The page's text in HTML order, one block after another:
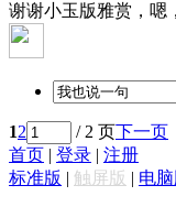
谢谢小玉版雅赏，嗯
12 / 2 页下一页
首页 | 登录 | 注册
标准版 | 触屏版 | 电脑